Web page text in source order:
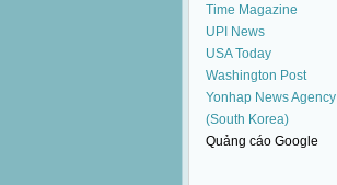
Time Magazine
UPI News
USA Today
Washington Post
Yonhap News Agency
(South Korea)
Quảng cáo Google